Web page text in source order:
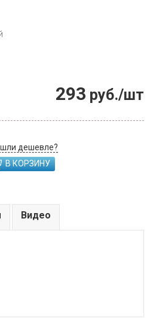
293 руб./шт
дешевле?
В КОРЗИНУ
Видео